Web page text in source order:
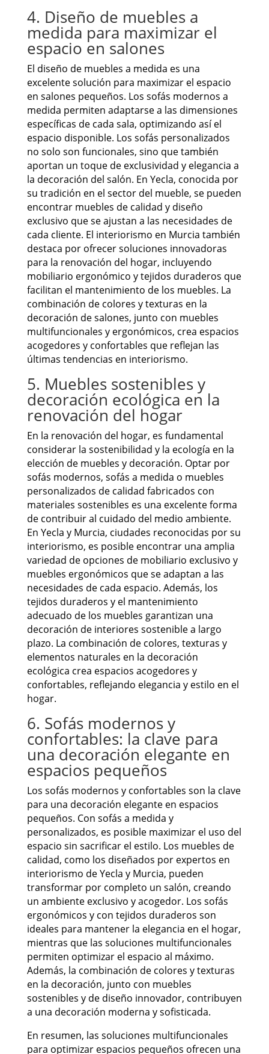
4. Diseño de muebles a
medida para maximizar el
espacio en salones
El diseño de muebles a medida es una
excelente solución para maximizar el espacio
en salones pequeños. Los sofás modernos a
medida permiten adaptarse a las dimensiones
específicas de cada sala, optimizando así el
espacio disponible. Los sofás personalizados
no solo son funcionales, sino que también
aportan un toque de exclusividad y elegancia a
la decoración del salón. En Yecla, conocida por
su tradición en el sector del mueble, se pueden
encontrar muebles de calidad y diseño
exclusivo que se ajustan a las necesidades de
cada cliente. El interiorismo en Murcia también
destaca por ofrecer soluciones innovadoras
para la renovación del hogar, incluyendo
mobiliario ergonómico y tejidos duraderos que
facilitan el mantenimiento de los muebles. La
combinación de colores y texturas en la
decoración de salones, junto con muebles
multifuncionales y ergonómicos, crea espacios
acogedores y confortables que reflejan las
últimas tendencias en interiorismo.
5. Muebles sostenibles y
decoración ecológica en la
renovación del hogar
En la renovación del hogar, es fundamental
considerar la sostenibilidad y la ecología en la
elección de muebles y decoración. Optar por
sofás modernos, sofás a medida o muebles
personalizados de calidad fabricados con
materiales sostenibles es una excelente forma
de contribuir al cuidado del medio ambiente.
En Yecla y Murcia, ciudades reconocidas por su
interiorismo, es posible encontrar una amplia
variedad de opciones de mobiliario exclusivo y
muebles ergonómicos que se adaptan a las
necesidades de cada espacio. Además, los
tejidos duraderos y el mantenimiento
adecuado de los muebles garantizan una
decoración de interiores sostenible a largo
plazo. La combinación de colores, texturas y
elementos naturales en la decoración
ecológica crea espacios acogedores y
confortables, reflejando elegancia y estilo en el
hogar.
6. Sofás modernos y
confortables: la clave para
una decoración elegante en
espacios pequeños
Los sofás modernos y confortables son la clave
para una decoración elegante en espacios
pequeños. Con sofás a medida y
personalizados, es posible maximizar el uso del
espacio sin sacrificar el estilo. Los muebles de
calidad, como los diseñados por expertos en
interiorismo de Yecla y Murcia, pueden
transformar por completo un salón, creando
un ambiente exclusivo y acogedor. Los sofás
ergonómicos y con tejidos duraderos son
ideales para mantener la elegancia en el hogar,
mientras que las soluciones multifuncionales
permiten optimizar el espacio al máximo.
Además, la combinación de colores y texturas
en la decoración, junto con muebles
sostenibles y de diseño innovador, contribuyen
a una decoración moderna y sofisticada.
En resumen, las soluciones multifuncionales
para optimizar espacios pequeños ofrecen una